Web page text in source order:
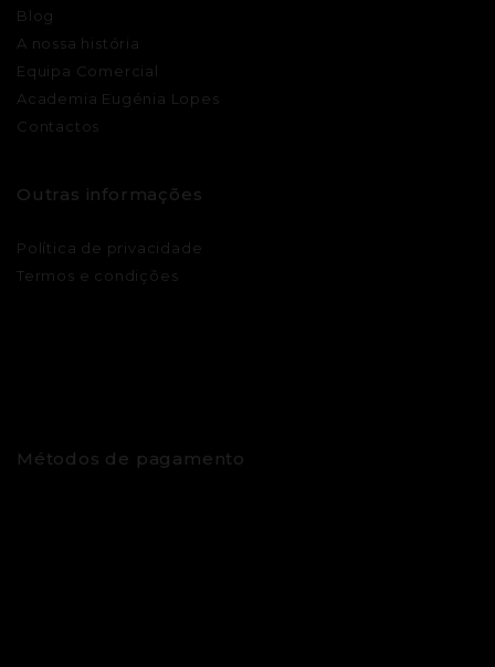
Blog
A nossa história
Equipa Comercial
Academia Eugénia Lopes
Contactos
Outras informações
Política de privacidade
Termos e condições
Métodos de pagamento